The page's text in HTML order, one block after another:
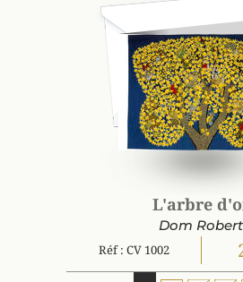
L'arbre
Dom Robert
Réf : CV 1002